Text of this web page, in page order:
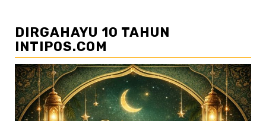
DIRGAHAYU 10 TAHUN
INTIPOS.COM